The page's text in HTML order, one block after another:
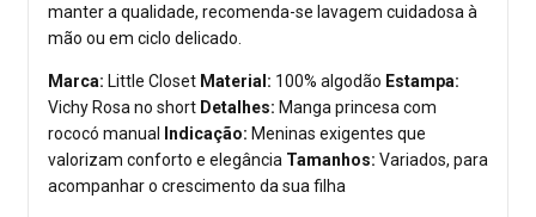
manter a qualidade, recomenda-se lavagem cuidadosa à
mão ou em ciclo delicado.
Marca: Little Closet Material: 100% algodão Estampa:
Vichy Rosa no short Detalhes: Manga princesa com
rococó manual
Indicação: Meninas exigentes que
valorizam conforto e elegância Tamanhos: Variados, para
acompanhar o crescimento da sua filha